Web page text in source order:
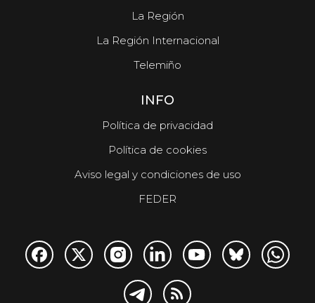
La Región
La Región Internacional
Telemiño
INFO
Política de privacidad
Política de cookies
Aviso legal y condiciones de uso
FEDER